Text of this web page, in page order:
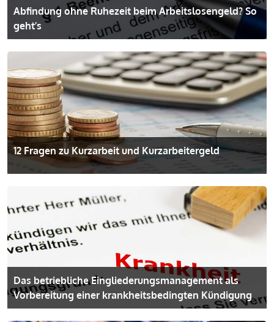
Abfindung ohne Ruhezeit beim Arbeitslosengeld? So
geht’s
12 Fragen zu Kurzarbeit und Kurzarbeitergeld
Das betriebliche Eingliederungs­management als
Vorbereitung einer krankheits­bedingten Kündigung